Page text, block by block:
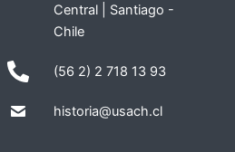
Central | Santiago -
Chile
(56 2) 2 718 13 93
historia@usach.cl